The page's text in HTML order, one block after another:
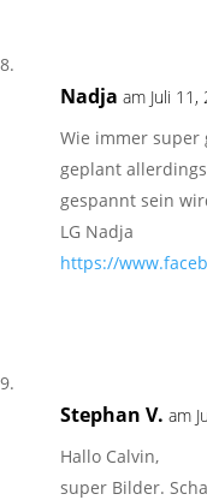
Nadja am Juli
Wie immer super
geplant
gespannt sein
LG Nadja
https://
Stephan V. am
Hallo Calvin,
super Bilder.